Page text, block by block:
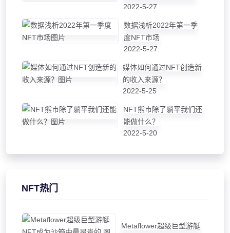
2022-5-27
数据浅析2022年第一季
度NFT市场
2022-5-27
媒体如何通过NFT创造新
的收入来源？
2022-5-25
NFT熊市除了躺平我们还
能做什么？
2022-5-20
NFT热门
Metaflower超级巨型游艇